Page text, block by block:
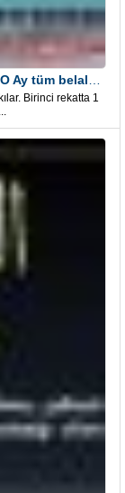
Birinci rekatta 1